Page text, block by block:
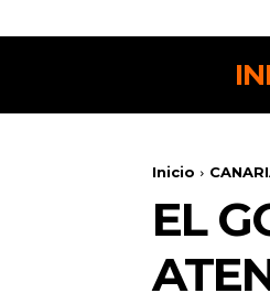
Inicio
EL